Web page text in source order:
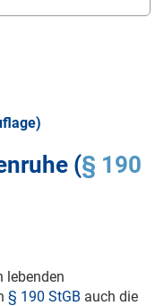
(§ 190
lebenden
§ 190 StGB auch die